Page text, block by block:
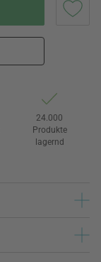
24.000
Produkte
lagernd